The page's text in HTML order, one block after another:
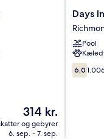
Prisen
314 kr.
314 kr.
og gebyrer
6. sep. - 7. sep.
Days
Inn
by
Hill/
Days
Pool
6.0
ud
6,0